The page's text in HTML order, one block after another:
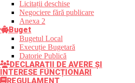
Licitații deschise
Negociere fără publicare
Anexa 2
Buget
Bugetul Local
Execuție Bugetară
Datorie Publică
DECLARAȚII DE AVERE ȘI
INTERESE FUNCȚIONARI
REGULAMENT